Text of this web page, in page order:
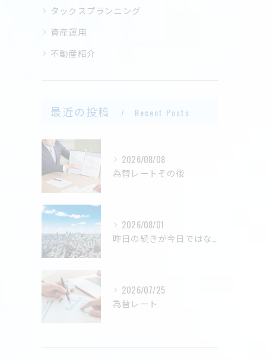
タックスプランニング
資産運用
不動産紹介
最近の投稿 Recent Posts
2026/08/08
為替レートその後
2026/08/01
2026/07/25
為替レート